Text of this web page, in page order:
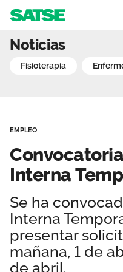
Delegados
Estructura
Secciones sindicales
Servicios
Ventajas
Actualidad
Temas
Noticias
Sala de prensa
Aragón
Contáctanos
Noticias
fisioterapia
EMPLEO
Interna
Se ha
Interna
presentar
mañana, 1 de
de abril.